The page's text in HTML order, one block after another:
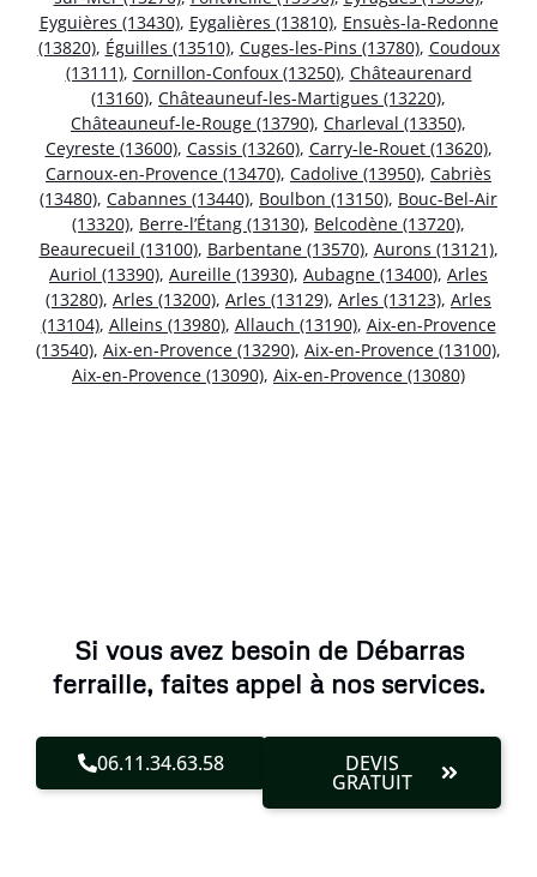
Eyguières (13430), Eygalières (13810), Ensuès-la-Redonne
(13820), Éguilles (13510), Cuges-les-Pins (13780), Coudoux
(13111), Cornillon-Confoux (13250), Châteaurenard
(13160), Châteauneuf-les-Martigues (13220),
Châteauneuf-le-Rouge (13790), Charleval (13350),
Ceyreste (13600), Cassis (13260), Carry-le-Rouet (13620),
Carnoux-en-Provence (13470), Cadolive (13950), Cabriès
(13480), Cabannes (13440), Boulbon (13150), Bouc-Bel-Air
(13320), Berre-l’Étang (13130), Belcodène (13720),
Beaurecueil (13100), Barbentane (13570), Aurons (13121),
Auriol (13390), Aureille (13930), Aubagne (13400), Arles
(13280), Arles (13200), Arles (13129), Arles (13123), Arles
(13104), Alleins (13980), Allauch (13190), Aix-en-Provence
(13540), Aix-en-Provence (13290), Aix-en-Provence (13100),
Aix-en-Provence (13090), Aix-en-Provence (13080)
Si vous avez besoin de Débarras
ferraille, faites appel à nos services.
06.11.34.63.58 DEVIS
GRATUIT